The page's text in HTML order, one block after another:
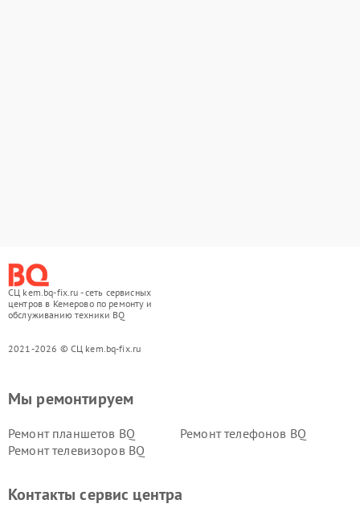
СЦ kem.bq-fix.ru - сеть сервисных
центров в Кемерово по ремонту и
обслуживанию техники BQ
2021-2026 © СЦ kem.bq-fix.ru
Мы ремонтируем
Ремонт планшетов BQ
Ремонт телефонов BQ
Ремонт телевизоров BQ
Контакты сервис центра